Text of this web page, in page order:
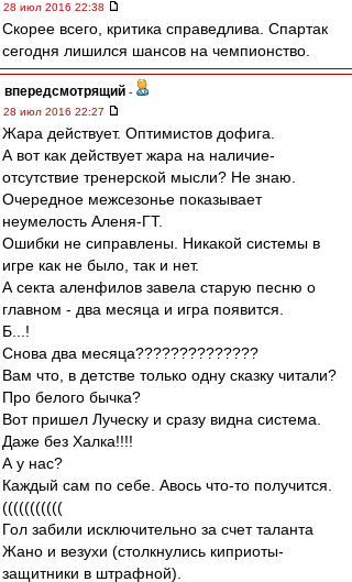
28 июл 2016 22:38
Скорее всего, критика справедлива. Спартак
сегодня лишился шансов на чемпионство.
впередсмотрящий -
28 июл 2016 22:27
Жара действует. Оптимистов дофига.
А вот как действует жара на наличие-
отсутствие тренерской мысли? Не знаю.
Очередное межсезонье показывает
неумелость Аленя-ГТ.
Ошибки не сиправлены. Никакой системы в
игре как не было, так и нет.
А секта аленфилов завела старую песню о
главном - два месяца и игра появится.
Б...!
Снова два месяца??????????????
Вам что, в детстве только одну сказку читали?
Про белого бычка?
Вот пришел Луческу и сразу видна система.
Даже без Халка!!!!
А у нас?
Каждый сам по себе. Авось что-то получится.
(((((((((((
Гол забили исключительно за счет таланта
Жано и везухи (столкнулись киприоты-
защитники в штрафной).